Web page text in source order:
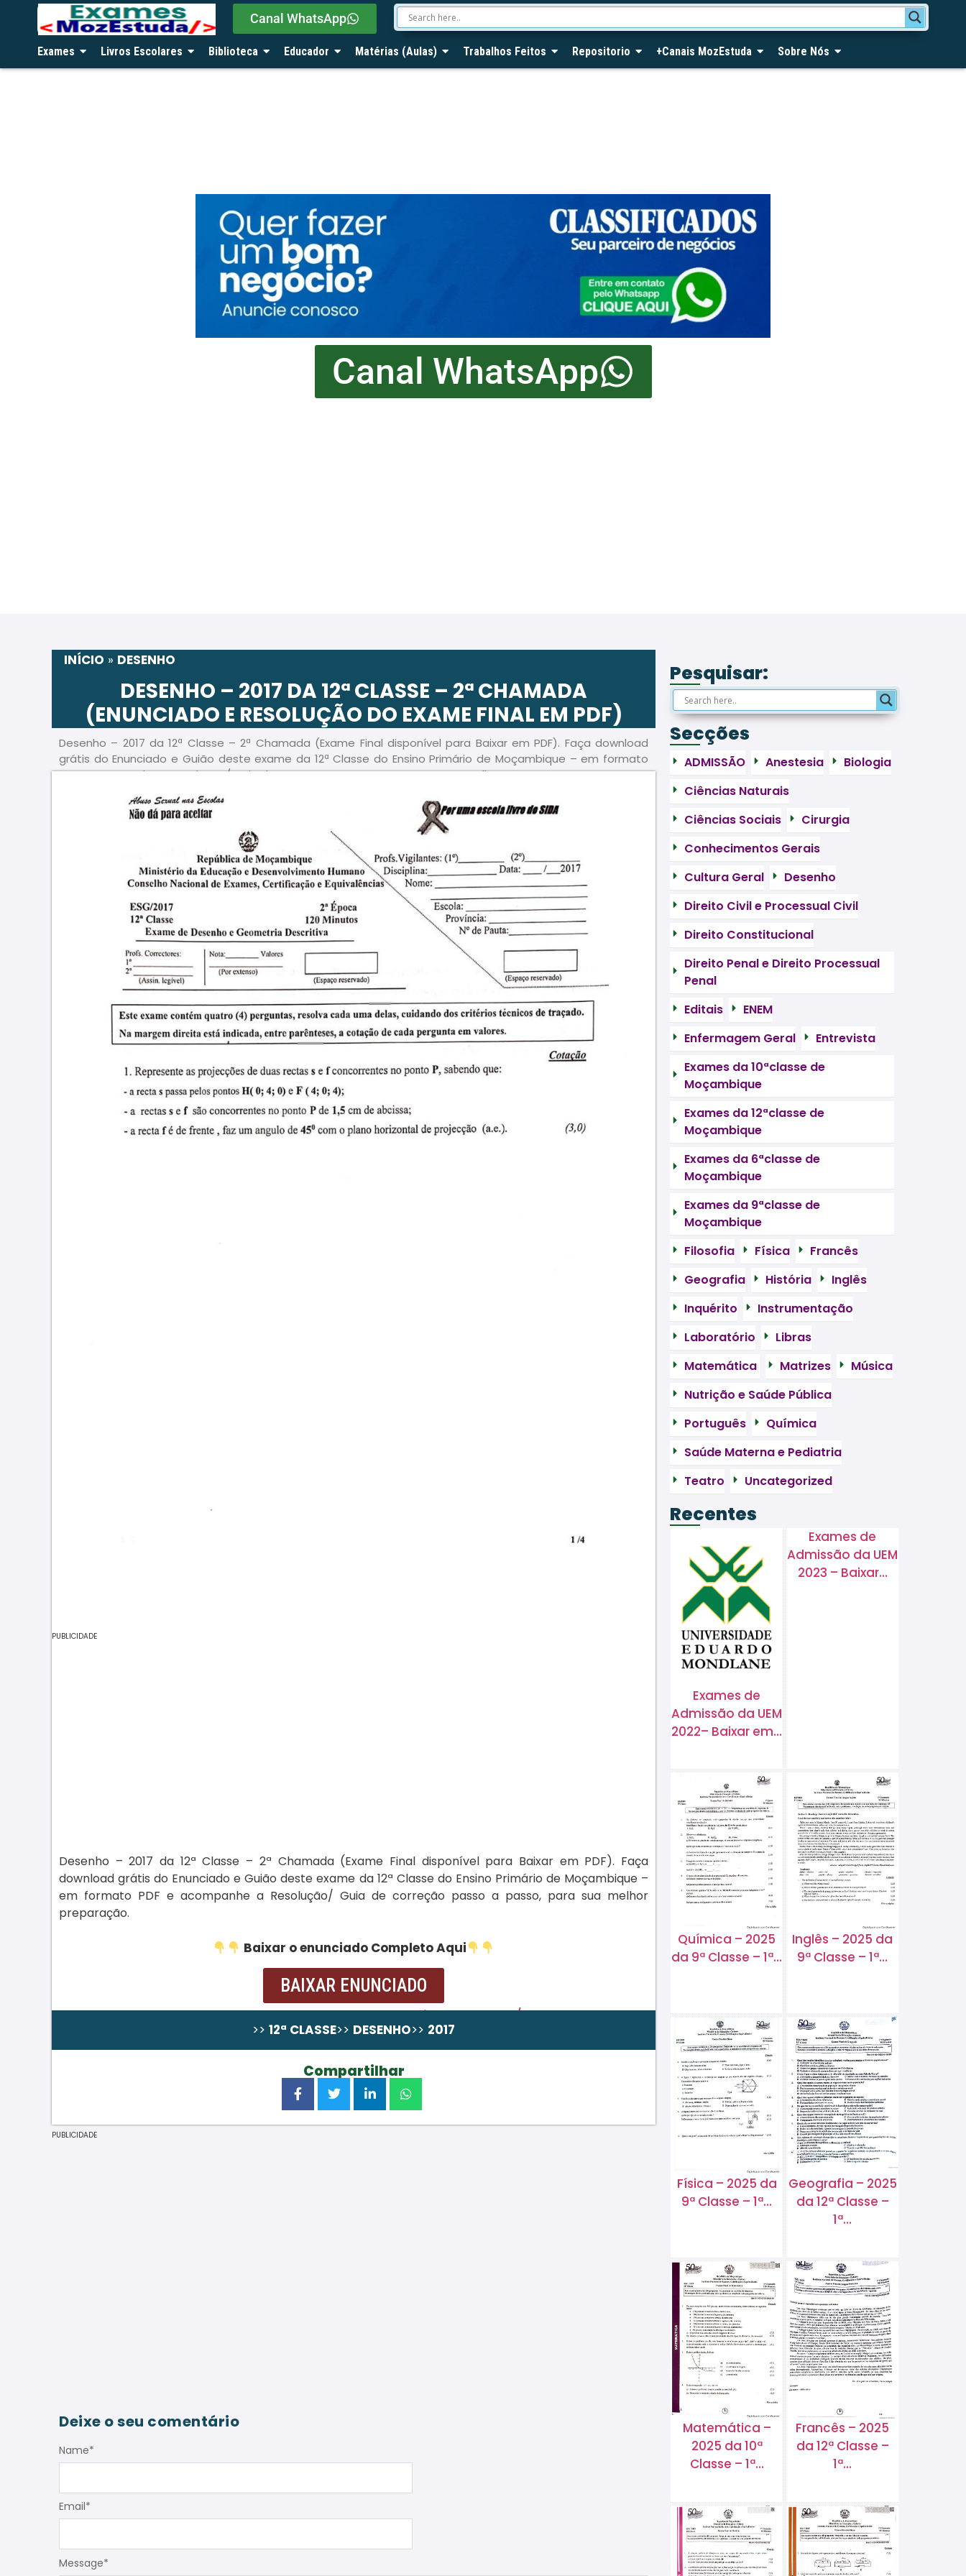
Canal WhatsApp
Exames Livros Escolares Biblioteca Educador Matérias (Aulas) Trabalhos Feitos Repositorio +Canais MozEstuda Sobre Nós
Canal WhatsApp
INÍCIO » DESENHO
DESENHO – 2017 DA 12ª CLASSE – 2ª CHAMADA
(ENUNCIADO E RESOLUÇÃO DO EXAME FINAL EM PDF)
Desenho – 2017 da 12ª Classe – 2ª Chamada (Exame Final disponível para Baixar em PDF). Faça download
grátis do Enunciado e Guião deste exame da 12ª Classe do Ensino Primário de Moçambique – em formato
PDF e acompanhe a Resolução/ Guia de correção passo a passo, para sua melhor preparação.
PUBLICIDADE
Desenho – 2017 da 12ª Classe – 2ª Chamada (Exame Final disponível para Baixar em PDF). Faça
download grátis do Enunciado e Guião deste exame da 12ª Classe do Ensino Primário de Moçambique –
em formato PDF e acompanhe a Resolução/ Guia de correção passo a passo, para sua melhor
preparação.
Baixar o enunciado Completo Aqui
BAIXAR ENUNCIADO
>> 12ª CLASSE>> DESENHO>> 2017
Resolução passo a Passo ainda não alocada,pode comprá-la em wa.me/258867131324
Compartilhar
PUBLICIDADE
Deixe o seu comentário
Message*
Name*
Email*
Pesquisar:
Secções
ADMISSÃO Anestesia
Biologia
Ciências Naturais
Ciências Sociais
Cirurgia
Conhecimentos Gerais
Cultura Geral
Desenho
Direito Civil e Processual Civil
Direito Constitucional
Direito Penal e Direito Processual
Penal
Editais
ENEM
Enfermagem Geral
Entrevista
Exames da 10ªclasse de
Moçambique
Exames da 12ªclasse de
Moçambique
Exames da 6ªclasse de
Moçambique
Exames da 9ªclasse de
Moçambique
Filosofia
Física
Francês
Geografia
História
Inglês
Inquérito
Instrumentação
Laboratório
Libras
Matemática
Matrizes
Música
Nutrição e Saúde Pública
Português
Química
Saúde Materna e Pediatria
Teatro
Uncategorized
Recentes
Exames de
Admissão da UEM
2022– Baixar em…
Exames de
Admissão da UEM
2023 – Baixar…
Química – 2025
da 9ª Classe – 1ª…
Inglês – 2025 da
9ª Classe – 1ª…
Física – 2025 da
9ª Classe – 1ª…
Geografia – 2025
da 12ª Classe –
1ª…
Matemática –
2025 da 10ª
Classe – 1ª…
Francês – 2025
da 12ª Classe –
1ª…